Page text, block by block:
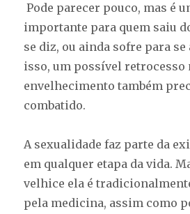
Pode parecer pouco, mas é
importante para quem saiu
se diz, ou ainda sofre para
isso, um possível retrocesso
envelhecimento também
combatido.
A sexualidade faz parte da
em qualquer etapa da vida.
velhice ela é
pela medicina, assim como